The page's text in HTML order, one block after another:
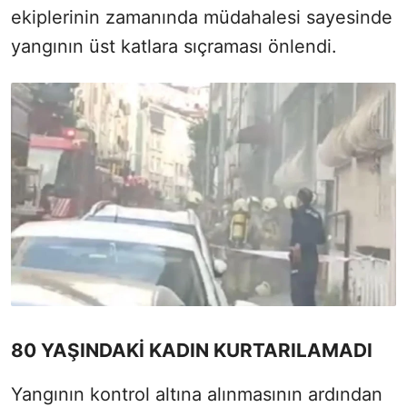
ekiplerinin zamanında müdahalesi sayesinde
yangının üst katlara sıçraması önlendi.
80 YAŞINDAKİ KADIN KURTARILAMADI
Yangının kontrol altına alınmasının ardından